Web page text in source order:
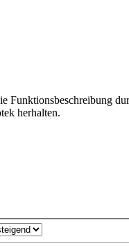
Funktionsbeschreibung
herhalten.